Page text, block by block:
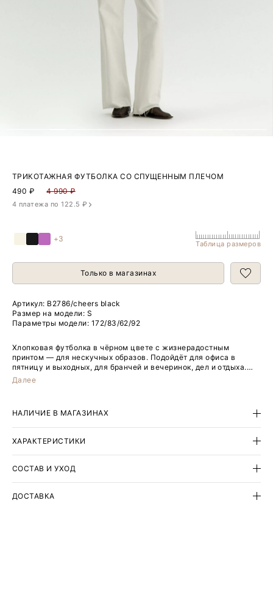
ТРИКОТАЖНАЯ ФУТБОЛКА СО СПУЩЕННЫМ ПЛЕЧОМ
490 ₽ 4 990 ₽
4 платежа по 122.5 ₽
+3
Таблица размеров
Только в магазинах
Артикул: B2786/cheers black
Размер на модели: S
Параметры модели: 172/83/62/92
Хлопковая футболка в чёрном цвете с жизнерадостным
принтом — для нескучных образов. Подойдёт для офиса в
пятницу и выходных, для бранчей и вечеринок, дел и отдыха.
Принт добавит в образ оптимизма и лёгкости. Универсальную
модель с круглым вырезом отличают свободные рукава со
Далее
НАЛИЧИЕ В МАГАЗИНАХ
ХАРАКТЕРИСТИКИ
СОСТАВ И УХОД
ДОСТАВКА